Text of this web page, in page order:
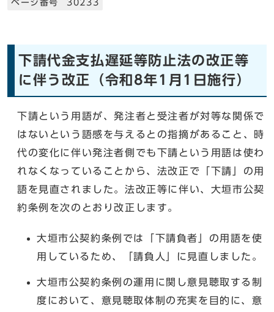
ページ番号 30233
下請代金支払遅延等防止法の改正等
に伴う改正（令和8年1月1日施行）
下請という用語が、発注者と受注者が対等な関係で
はないという語感を与えるとの指摘があること、時
代の変化に伴い発注者側でも下請という用語は使わ
れなくなっていることから、法改正で「下請」の用
語を見直されました。法改正等に伴い、大垣市公契
約条例を次のとおり改正します。
大垣市公契約条例では「下請負者」の用語を使
用しているため、「請負人」に見直しました。
大垣市公契約条例の運用に関し意見聴取する制
度において、意見聴取体制の充実を目的に、意